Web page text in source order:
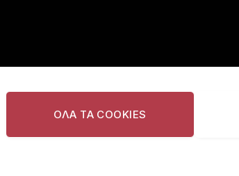
ΟΛΑ ΤΑ COOKIES